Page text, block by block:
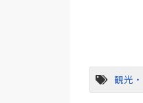
観光